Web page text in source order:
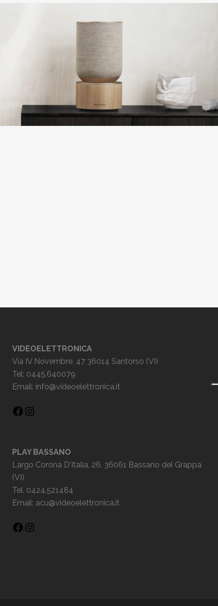
VIDEOELETTRONICA
Via IV Novembre, 47 36014 Santorso (VI)
Tel: 0445.640079
Email: info@videoelettronica.it
PLAY BASSANO
Largo Corona D'Italia, 26, 36061 Bassano del Grappa
(VI)
Tel. 0424.521484
Email: acu@videoelettronica.it